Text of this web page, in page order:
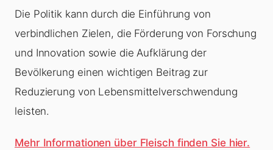
Die Politik kann durch die Einführung von
verbindlichen Zielen, die Förderung von Forschung
und Innovation sowie die Aufklärung der
Bevölkerung einen wichtigen Beitrag zur
Reduzierung von Lebensmittelverschwendung
leisten.
Mehr Informationen über Fleisch finden Sie hier.